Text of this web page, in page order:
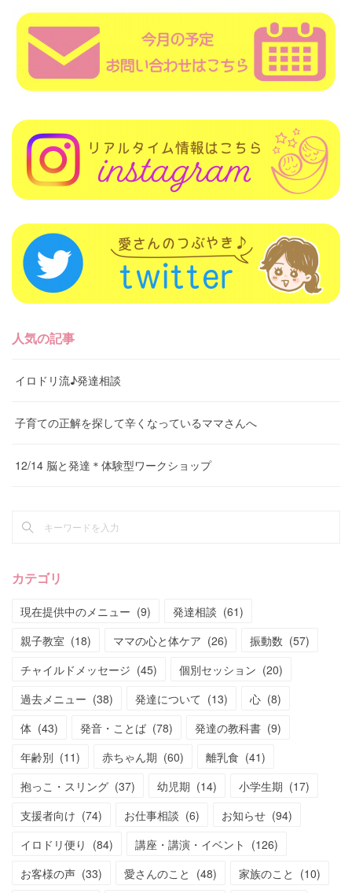
人気の記事
イロドリ流♪発達相談
子育ての正解を探して辛くなっているママさんへ
12/14 脳と発達＊体験型ワークショップ
カテゴリ
現在提供中のメニュー (9) 発達相談 (61)
親子教室 (18) ママの心と体ケア (26) 振動数 (57)
チャイルドメッセージ (45) 個別セッション (20)
過去メニュー (38) 発達について (13) 心 (8)
体 (43) 発音・ことば (78) 発達の教科書 (9)
年齢別 (11) 赤ちゃん期 (60) 離乳食 (41)
抱っこ・スリング (37) 幼児期 (14) 小学生期 (17)
支援者向け (74) お仕事相談 (6) お知らせ (94)
イロドリ便り (84) 講座・講演・イベント (126)
お客様の声 (33) 愛さんのこと (48) 家族のこと (10)